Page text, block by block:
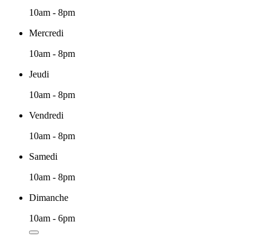
10am - 8pm
Mercredi
10am - 8pm
Jeudi
10am - 8pm
Vendredi
10am - 8pm
Samedi
10am - 8pm
Dimanche
10am - 6pm